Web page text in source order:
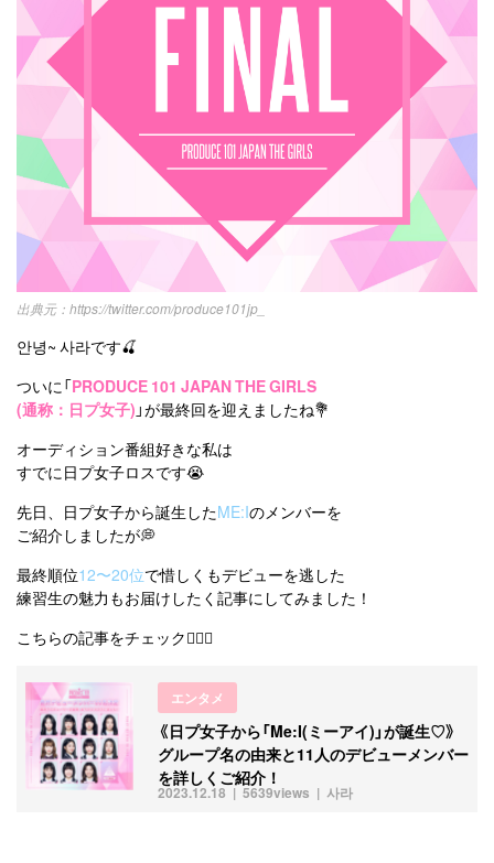
タグ一覧
キュレーター一覧
運営会社
プライバシーポリシー
お問い合わせ
韓国旅行 韓国ファッション 韓国アイドル
k-pop コスメ
kpop 韓国メイク
オルチャンメイク twice 人気 アイドル
韓国ドラマ
https://twitter.com/produce101jp_
안녕~ 사라です🍒
ついに「PRODUCE 101 JAPAN THE GIRLS
(通称：日プ女子) 」が最終回を迎えましたね💐
オーディション番組好きな私は
すでに日プ女子ロスです😭
先日、日プ女子から誕生したME:Iのメンバーを
ご紹介しましたが💭
最終順位12〜20位で惜しくもデビューを逃した
練習生の魅力もお届けしたく記事にしてみました！
こちらの記事をチェック👇🏻💞
エンタメ
2023.12.18 사라
5639views
《日プ女子から「Me:I(ミーアイ)」が誕生♡》
グループ名の由来と11人のデビューメンバー
を詳しくご紹介！